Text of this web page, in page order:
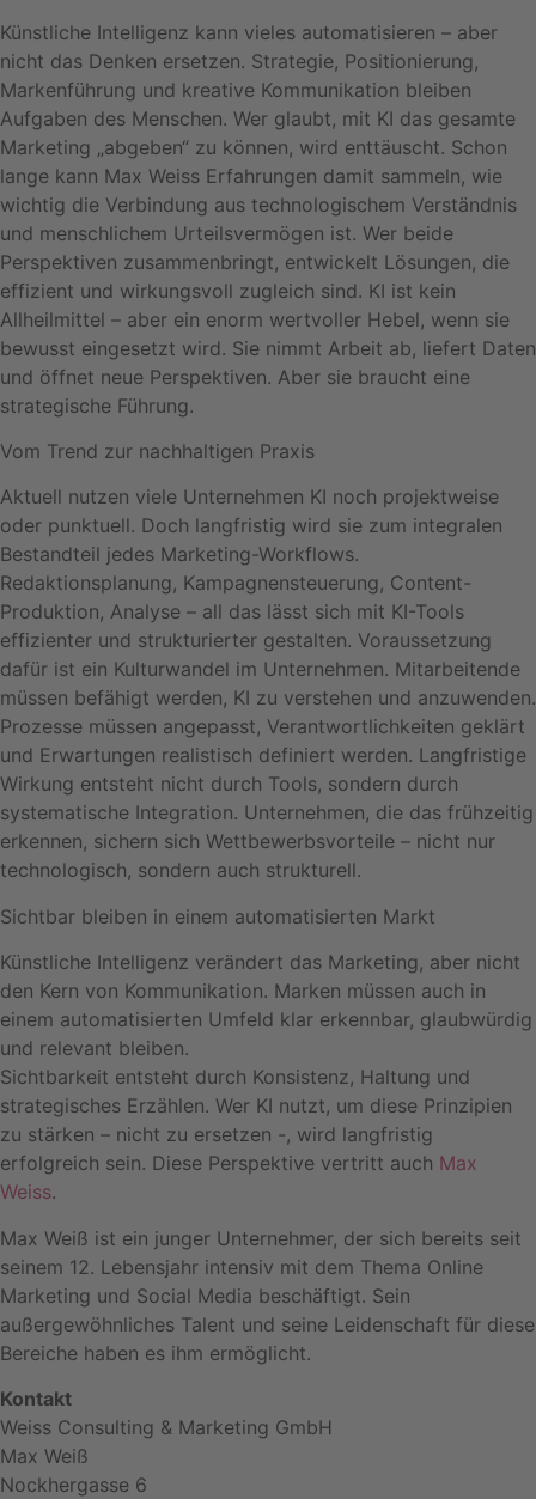
Künstliche Intelligenz kann vieles automatisieren – aber
nicht das Denken ersetzen. Strategie, Positionierung,
Markenführung und kreative Kommunikation bleiben
Aufgaben des Menschen. Wer glaubt, mit KI das gesamte
Marketing „abgeben“ zu können, wird enttäuscht. Schon
lange kann Max Weiss Erfahrungen damit sammeln, wie
wichtig die Verbindung aus technologischem Verständnis
und menschlichem Urteilsvermögen ist. Wer beide
Perspektiven zusammenbringt, entwickelt Lösungen, die
effizient und wirkungsvoll zugleich sind. KI ist kein
Allheilmittel – aber ein enorm wertvoller Hebel, wenn sie
bewusst eingesetzt wird. Sie nimmt Arbeit ab, liefert Daten
und öffnet neue Perspektiven. Aber sie braucht eine
strategische Führung.
Vom Trend zur nachhaltigen Praxis
Aktuell nutzen viele Unternehmen KI noch projektweise
oder punktuell. Doch langfristig wird sie zum integralen
Bestandteil jedes Marketing-Workflows.
Redaktionsplanung, Kampagnensteuerung, Content-
Produktion, Analyse – all das lässt sich mit KI-Tools
effizienter und strukturierter gestalten. Voraussetzung
dafür ist ein Kulturwandel im Unternehmen. Mitarbeitende
müssen befähigt werden, KI zu verstehen und anzuwenden.
Prozesse müssen angepasst, Verantwortlichkeiten geklärt
und Erwartungen realistisch definiert werden. Langfristige
Wirkung entsteht nicht durch Tools, sondern durch
systematische Integration. Unternehmen, die das frühzeitig
erkennen, sichern sich Wettbewerbsvorteile – nicht nur
technologisch, sondern auch strukturell.
Sichtbar bleiben in einem automatisierten Markt
Künstliche Intelligenz verändert das Marketing, aber nicht
den Kern von Kommunikation. Marken müssen auch in
einem automatisierten Umfeld klar erkennbar, glaubwürdig
und relevant bleiben.
Sichtbarkeit entsteht durch Konsistenz, Haltung und
strategisches Erzählen. Wer KI nutzt, um diese Prinzipien
zu stärken – nicht zu ersetzen -, wird langfristig
erfolgreich sein. Diese Perspektive vertritt auch Max
Weiss.
Max Weiß ist ein junger Unternehmer, der sich bereits seit
seinem 12. Lebensjahr intensiv mit dem Thema Online
Marketing und Social Media beschäftigt. Sein
außergewöhnliches Talent und seine Leidenschaft für diese
Bereiche haben es ihm ermöglicht.
Kontakt
Weiss Consulting & Marketing GmbH
Max Weiß
Nockhergasse 6